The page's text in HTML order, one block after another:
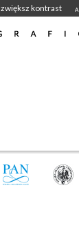
zwiększ kontrast A